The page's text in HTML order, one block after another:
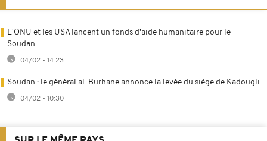
L'ONU et les USA lancent un fonds d'aide humanitaire pour le
Soudan
04/02 - 14:23
Soudan : le général al-Burhane annonce la levée du siège de Kadougli
04/02 - 10:30